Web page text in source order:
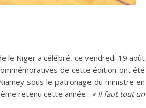
le Niger a célébré, ce vendredi 19 août
de cette édition ont été
sous le patronage du ministre en
retenu cette année : « Il faut tout un